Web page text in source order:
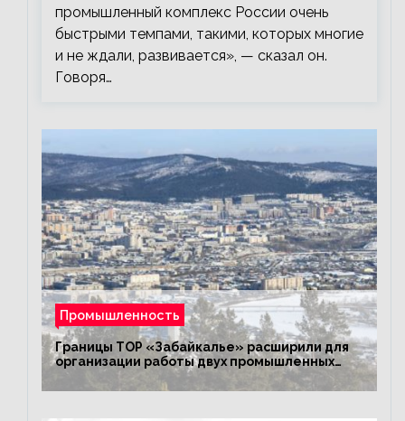
промышленный комплекс России очень
быстрыми темпами, такими, которых многие
и не ждали, развивается», — сказал он.
Говоря…
Промышленность
Границы ТОР «Забайкалье» расширили для
организации работы двух промышленных
предприятий